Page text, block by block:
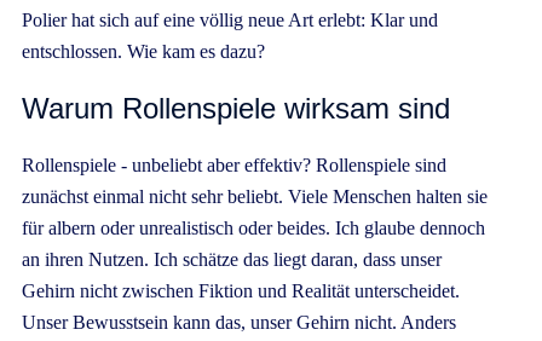
Polier hat sich auf eine völlig neue Art erlebt: Klar und
entschlossen. Wie kam es dazu?
Warum Rollenspiele wirksam sind
Rollenspiele - unbeliebt aber effektiv? Rollenspiele sind
zunächst einmal nicht sehr beliebt. Viele Menschen halten sie
für albern oder unrealistisch oder beides. Ich glaube dennoch
an ihren Nutzen. Ich schätze das liegt daran, dass unser
Gehirn nicht zwischen Fiktion und Realität unterscheidet.
Unser Bewusstsein kann das, unser Gehirn nicht. Anders